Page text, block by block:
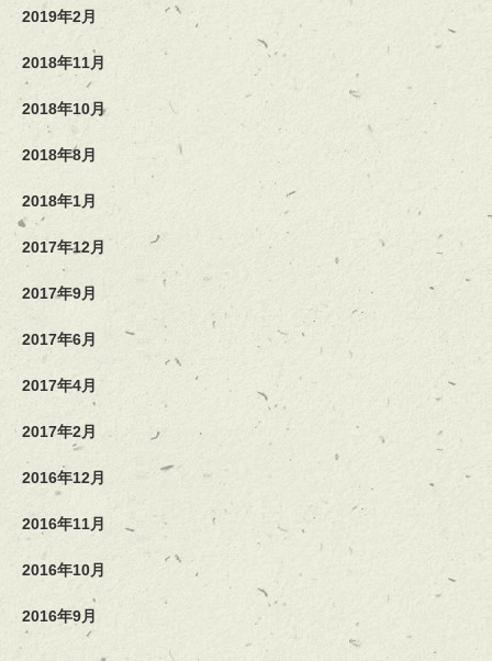
2019年2月
2018年11月
2018年10月
2018年8月
2018年1月
2017年12月
2017年9月
2017年6月
2017年4月
2017年2月
2016年12月
2016年11月
2016年10月
2016年9月